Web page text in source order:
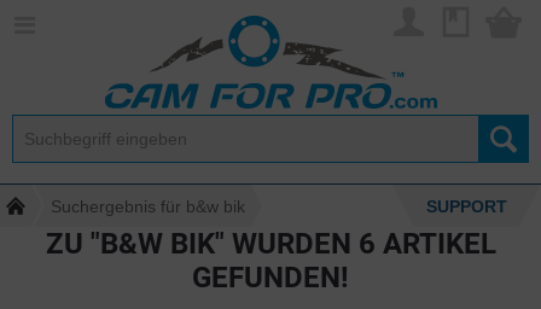
Suchergebnis für b&w bik SUPPORT
ZU "B&W BIK" WURDEN 6 ARTIKEL
GEFUNDEN!